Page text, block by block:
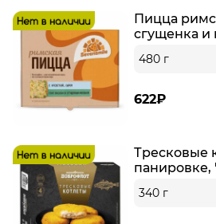
Пицца
сгущенка и
480 г
622₽
Тресковые
340 г